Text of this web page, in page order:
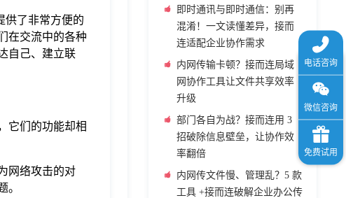
供了非常方便的
在交流中的各种
自己、建立联
它们的功能却相
网络攻击的对
。
即时通讯与即时通信：别再
混淆！一文读懂差异，接而
连适配企业协作需求
内网传输卡顿？接而连局域
网协作工具让文件共享效率
升级
部门各自为战？接而连用 3
招破除信息壁垒，让协作效
率翻倍
内网传文件慢、管理乱？5 款
工具 +接而连破解企业办公传